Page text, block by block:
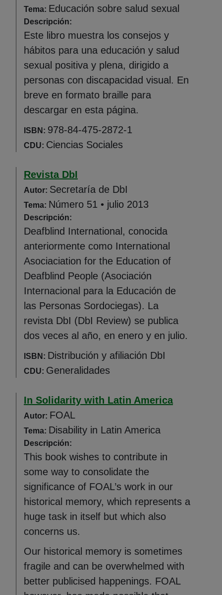
Tema: Educación sobre salud sexual
Descripción:
Este libro muestra los consejos y
hábitos para una educación y salud
sexual positiva y plena, dirigido a
personas con discapacidad visual. En
breve en formato braille para
descargar en esta página.
ISBN: 978-84-475-2872-1
CDU: Ciencias Sociales
Revista DbI
Autor: Secretaría de DbI
Tema: Número 51 • julio 2013
Descripción:
Deafblind International, conocida
anteriormente como International
Asociaciation for the Education of
Deafblind People (Asociación
Internacional para la Educación de
las Personas Sordociegas). La
revista DbI (DbI Review) se publica
dos veces al año, en enero y en julio.
ISBN: Distribución y afiliación DbI
CDU: Generalidades
In Solidarity with Latin America
Autor: FOAL
Tema: Disability in Latin America
Descripción:
This book wishes to contribute in
some way to consolidate the
significance of FOAL’s work in our
historical memory, which represents a
huge task in itself but which also
concerns us.
Our historical memory is sometimes
fragile and can be overwhelmed with
better publicised happenings. FOAL